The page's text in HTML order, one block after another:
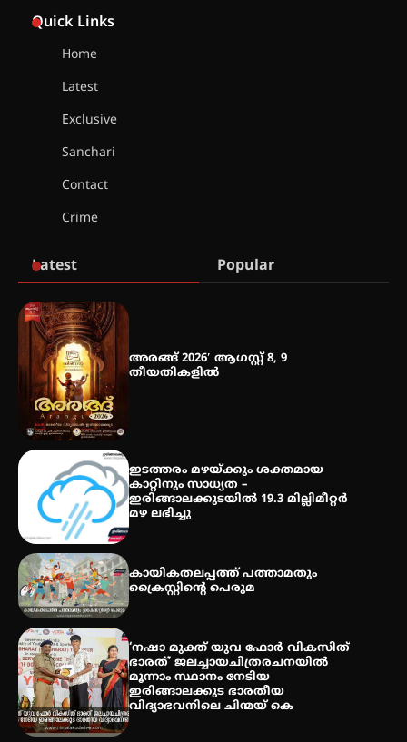
തേലപ്പിളളി പാറേമൽ വറീത്
Quick Links
Home
Latest
Exclusive
Sanchari
Contact
Crime
Latest Popular
അരങ്ങ് 2026′ ആഗസ്റ്റ് 8, 9
തീയതികളിൽ
ഇടത്തരം മഴയ്ക്കും ശക്തമായ
കാറ്റിനും സാധ്യത –
ഇരിങ്ങാലക്കുടയിൽ 19.3 മില്ലിമീറ്റർ
മഴ ലഭിച്ചു
കായികതലപ്പത്ത് പത്താമതും
ക്രൈസ്റ്റിന്റെ പെരുമ
‘നഷാ മുക്ത് യുവ ഫോർ വികസിത്
ഭാരത്’ ജലച്ചായചിത്രരചനയിൽ
മൂന്നാം സ്ഥാനം നേടിയ
ഇരിങ്ങാലക്കുട ഭാരതീയ
വിദ്യാഭവനിലെ ചിന്മയ് കെ